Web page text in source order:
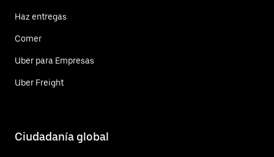
Haz entregas
Comer
Uber para Empresas
Uber Freight
Ciudadanía global